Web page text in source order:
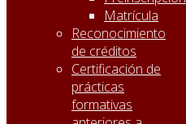
Matrícula
Reconocimiento
de créditos
Certificación de
prácticas
formativas